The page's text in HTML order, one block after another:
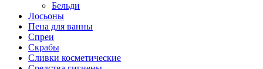
Бельди
Лосьоны
Пена для ванны
Спреи
Скрабы
Сливки косметические